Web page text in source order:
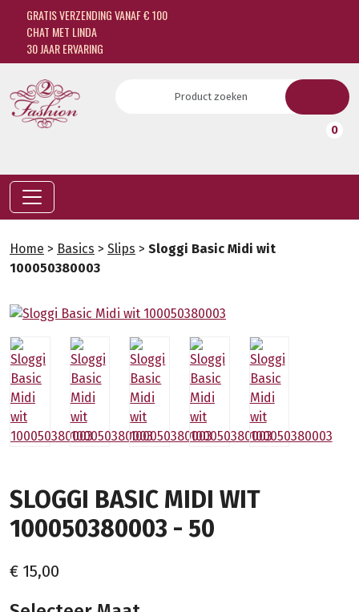
GRATIS VERZENDING VANAF € 100
CHAT MET LINDA
30 JAAR ERVARING
0
Home > Basics > Slips > Sloggi Basic Midi wit
100050380003
SLOGGI BASIC MIDI WIT
100050380003 - 50
€ 15,00